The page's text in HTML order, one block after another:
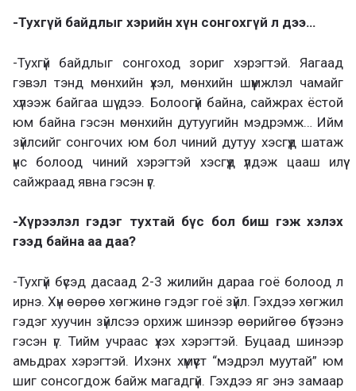
-Тухгүй байдлыг хэрийн хүн сонгохгүй л дээ…
-Тухгүй байдлыг сонгоход зориг хэрэгтэй. Яагаад
гэвэл тэнд мөнхийн үхэл, мөнхийн шүүмжлэл чамайг
хүлээж байгаа шүү дээ. Болоогүй байна, сайжрах ёстой
юм байна гэсэн мөнхийн дутуугийн мэдрэмж… Ийм
зүйлсийг сонгочих юм бол чиний дутуу хэсгүүд шатаж
үнс болоод чиний хэрэгтэй хэсгүүд үлдэж цааш илүү
сайжраад явна гэсэн үг.
-Хүрээлэл гэдэг тухтай бүс бол биш гэж хэлэх
гээд байна аа даа?
-Тухгүй бүсэд дасаад 2-3 жилийн дараа гоё болоод л
ирнэ. Хүн өөрөө хөгжинө гэдэг гоё зүйл. Гэхдээ хөгжил
гэдэг хуучин зүйлсээ орхиж шинээр өөрийгөө бүтээнэ
гэсэн үг. Тийм учраас үхэх хэрэгтэй. Буцаад шинээр
амьдрах хэрэгтэй. Ихэнх хүмүүст “мэдрэл муутай” юм
шиг сонсогдож байж магадгүй. Гэхдээ яг энэ замаар